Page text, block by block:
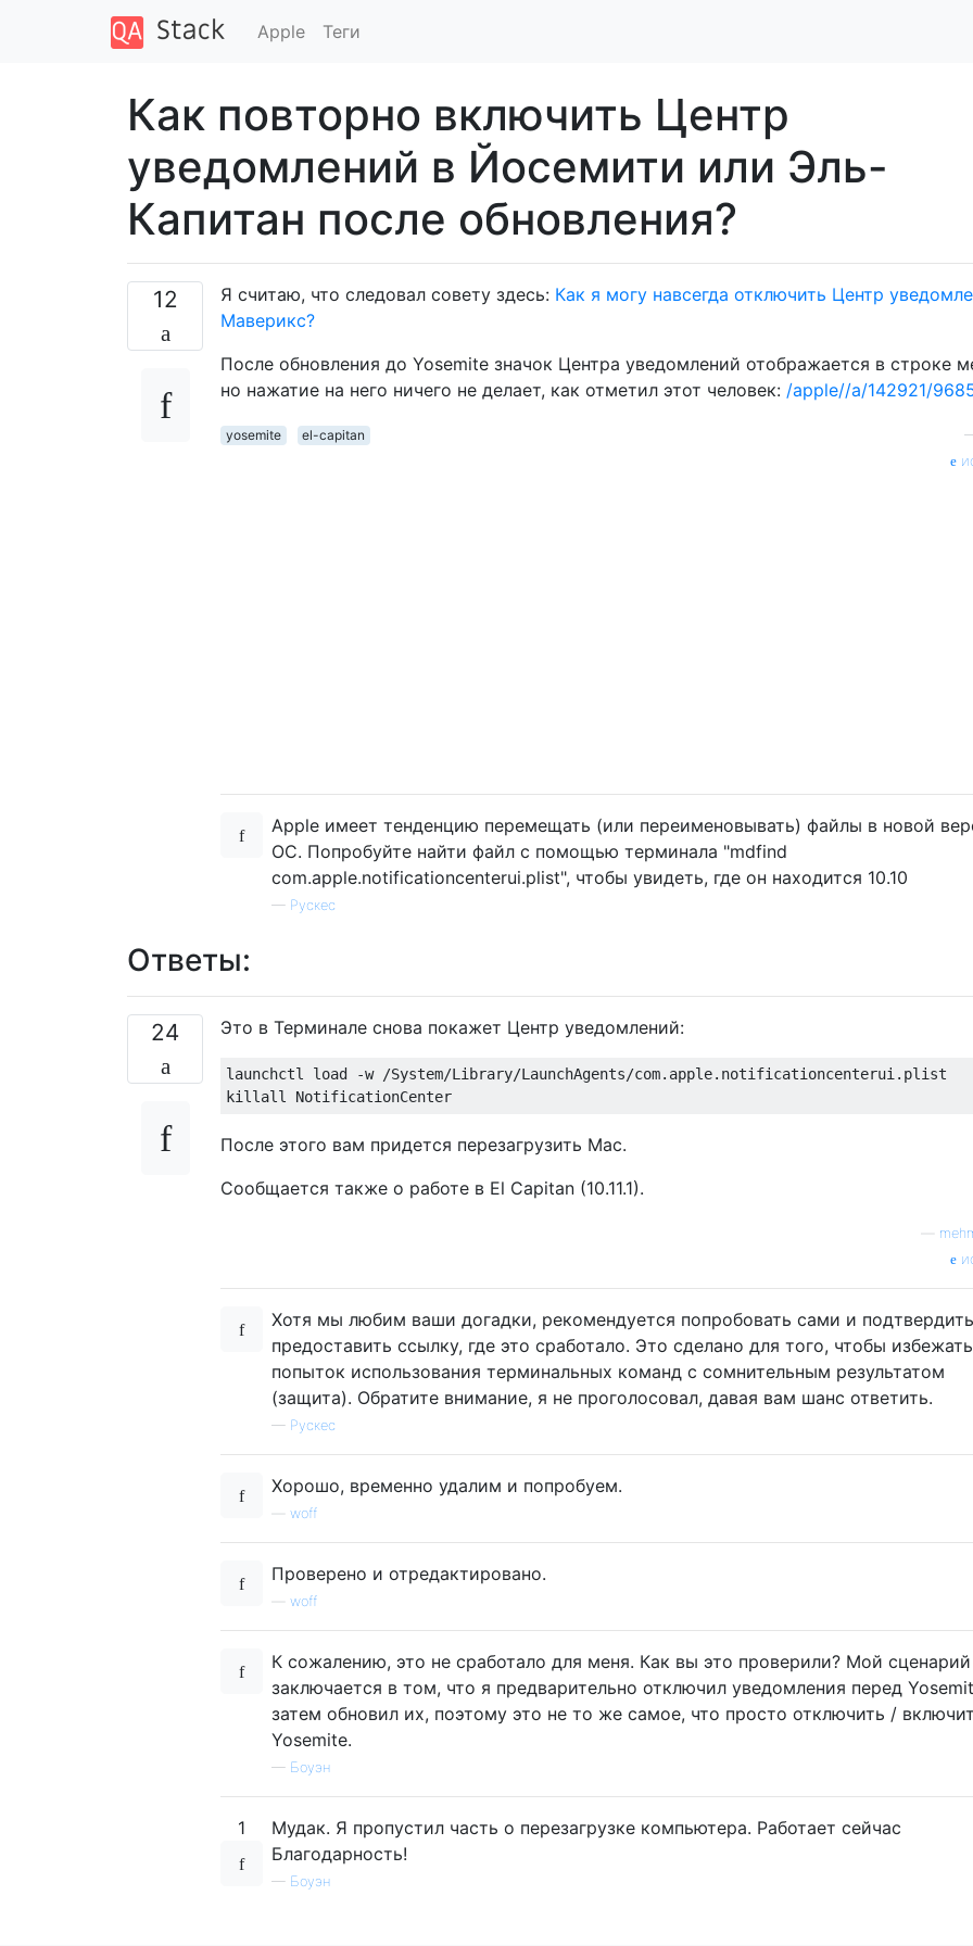
Apple Теги
Как повторно включить Центр
уведомлений в Йосемити или Эль-
Капитан после обновления?
12 Я считаю, что следовал совету здесь: Как я могу навсегда отключить Центр
Маверикс?
После обновления до Yosemite значок Центра уведомлений отображается в строке
но нажатие на него ничего не делает, как отметил этот человек: /apple//a/142921/
yosemite el-capitan
Apple имеет тенденцию перемещать (или переименовывать) файлы в новой
ОС. Попробуйте найти файл с помощью терминала "mdfind
com.apple.notificationcenterui.plist", чтобы увидеть, где он находится 10.10
— Рускес
Ответы:
24 Это в Терминале снова покажет Центр уведомлений:
launchctl load -w /System/Library/LaunchAgents/com.apple.notificationcenterui.plist
После этого вам придется перезагрузить Mac.
Сообщается также о работе в El Capitan (10.11.1).
Хотя мы любим ваши догадки, рекомендуется попробовать сами и
предоставить ссылку, где это сработало. Это сделано для того, чтобы избежать
попыток использования терминальных команд с сомнительным результатом
(защита). Обратите внимание, я не проголосовал, давая вам шанс ответить.
— Рускес
Хорошо, временно удалим и попробуем.
woff
Проверено и отредактировано.
woff
К сожалению, это не сработало для меня. Как вы это проверили? Мой сценарий
заключается в том, что я предварительно отключил уведомления перед
затем обновил их, поэтому это не то же самое, что просто отключить /
Yosemite.
— Боуэн
1
Мудак. Я пропустил часть о перезагрузке компьютера. Работает сейчас
Благодарность!
— Боуэн